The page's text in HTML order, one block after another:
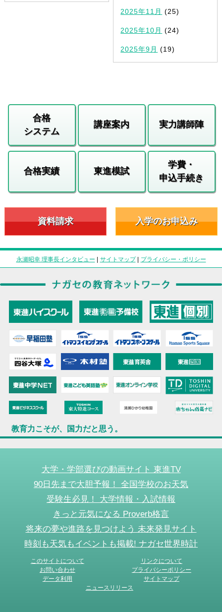
2025年11月 (25)
2025年10月 (24)
2025年9月 (19)
合格
システム
講座案内 実力講師陣
合格実績 東進模試
学費・
申込手続き
資料請求 入学のお申込み
永瀬昭幸 理事長インタビュー | サイトマップ| プライバシー・ポリシー
教育力こそが、国力だと思う。
大学・学部選びの動画サイト 東進TV
90日先まで大胆予報！ 全国学校のお天気
受験生必見！ 大学情報・入試情報
きっと元気になる Proverb格言
将来の夢や進路を見つけよう 未来発見サイト
時刻も天気もイベントも掲載! ナガセ世界時計
このサイトについて
リンクについて
お問い合わせ
プライバシーポリシー
データ利用
サイトマップ
ニュースリリース